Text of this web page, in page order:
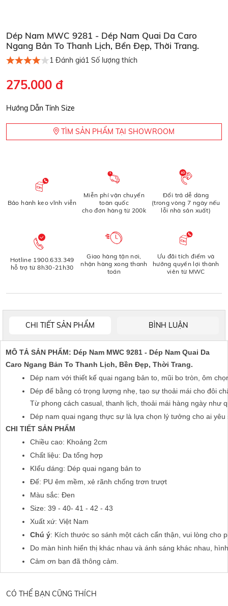
Dép Nam MWC 9281 - Dép Nam Quai Da Caro
Ngang Bản To Thanh Lịch, Bền Đẹp, Thời Trang.
1 Đánh giá1 Số lượng thích
275.000 đ
Hướng Dẫn Tính Size
TÌM SẢN PHẨM TẠI SHOWROOM
Bảo hành keo vĩnh viễn
Miễn phí vận chuyển
toàn quốc
cho đơn hàng từ 200k
Đổi trả dễ dàng
(trong vòng 7 ngày nếu
lỗi nhà sản xuất)
Hotline 1900.633.349
hỗ trợ từ 8h30-21h30
Giao hàng tận nơi,
nhận hàng xong thanh
toán
Ưu đãi tích điểm và
hưởng quyền lợi thành
viên từ MWC
CHI TIẾT SẢN PHẨM BÌNH LUẬN
MÔ TẢ SẢN PHẨM: Dép Nam MWC 9281 - Dép Nam Quai Da
Caro Ngang Bản To Thanh Lịch, Bền Đẹp, Thời Trang.
Dép nam với thiết kế quai ngang bản to, mũi bo tròn, ôm
Dép đế bằng có trọng lượng nhẹ, tạo sự thoải mái cho đôi
Từ phong cách casual, thanh lịch, thoải mái hàng ngày như
Dép nam quai ngang thực sự là lựa chọn lý tưởng cho ai
CHI TIẾT SẢN PHẨM
Chiều cao: Khoảng 2cm
Chất liệu: Da tổng hợp
KIểu dáng: Dép quai ngang bản to
Đế: PU êm mềm, xẻ rãnh chống trơn trượt
Màu sắc: Đen
Size: 39 - 40- 41 - 42 - 43
Xuất xứ: Việt Nam
Chú ý: Kích thước so sánh một cách cẩn thận, vui lòng cho
Do màn hình hiển thị khác nhau và ánh sáng khác nhau,
Cảm ơn bạn đã thông cảm.
CÓ THỂ BẠN CŨNG THÍCH